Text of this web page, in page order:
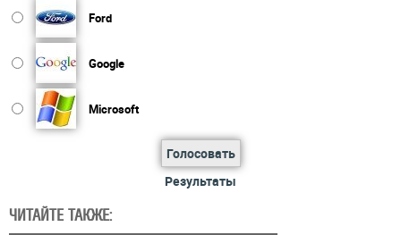
Ford
Google
Microsoft
Голосовать
Результаты
ЧИТАЙТЕ ТАКЖЕ: